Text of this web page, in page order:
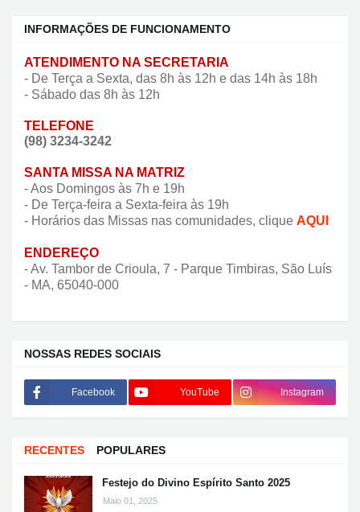
INFORMAÇÕES DE FUNCIONAMENTO
ATENDIMENTO NA SECRETARIA
- De Terça a Sexta, das 8h às 12h e das 14h às 18h
- Sábado das 8h às 12h
TELEFONE
(98) 3234-3242
SANTA MISSA NA MATRIZ
- Aos Domingos às 7h e 19h
- De Terça-feira a Sexta-feira às 19h
- Horários das Missas nas comunidades, clique AQUI
ENDEREÇO
- Av. Tambor de Crioula, 7 - Parque Timbiras, São Luís
- MA, 65040-000
NOSSAS REDES SOCIAIS
Facebook YouTube Instagram
RECENTES POPULARES
Festejo do Divino Espírito Santo 2025
Maio 01, 2025